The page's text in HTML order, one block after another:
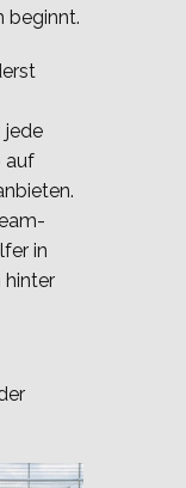
beginnt.
jede
auf
in
hinter